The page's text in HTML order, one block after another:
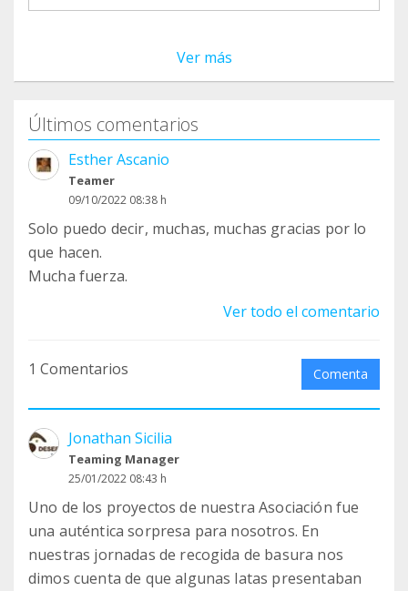
Ver más
Últimos comentarios
Esther Ascanio
Teamer
09/10/2022 08:38 h
Solo puedo decir, muchas, muchas gracias por lo
que hacen.
Mucha fuerza.
Ver todo el comentario
1 Comentarios Comenta
Jonathan Sicilia
Teaming Manager
25/01/2022 08:43 h
Uno de los proyectos de nuestra Asociación fue
una auténtica sorpresa para nosotros. En
nuestras jornadas de recogida de basura nos
dimos cuenta de que algunas latas presentaban